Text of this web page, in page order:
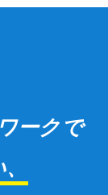
ークで